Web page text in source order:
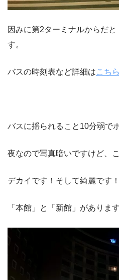
因みに第2ターミナルからだ
す。
バスの時刻表など詳細はこちら
バスに揺られること10分弱で
夜なので写真暗いですけど、
デカイです！そして綺麗です！
「本館」と「新館」がありま